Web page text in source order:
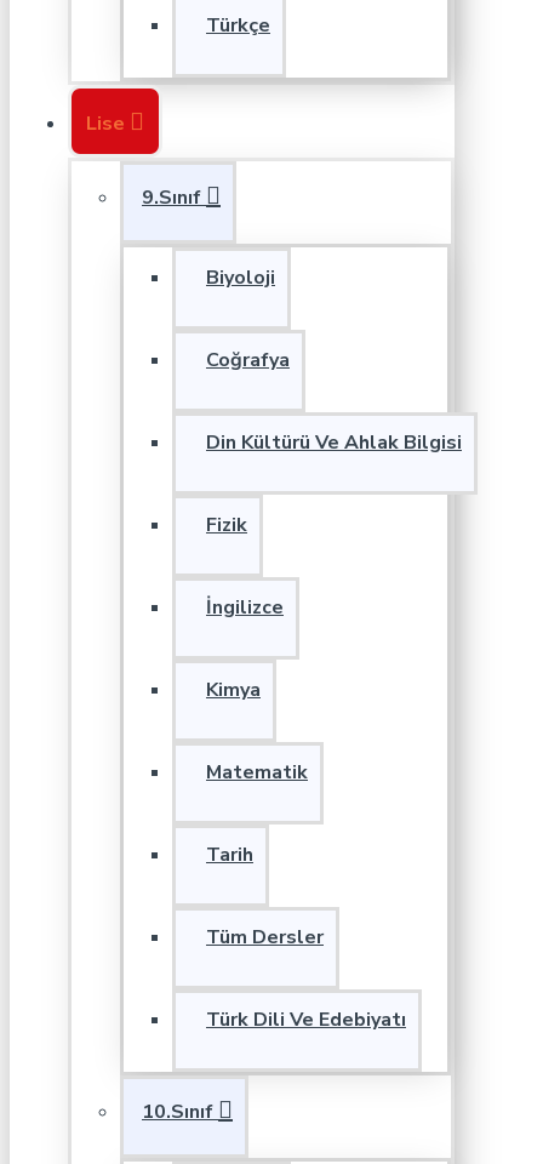
Türkçe
Lise
9.Sınıf
Biyoloji
Coğrafya
Din Kültürü Ve Ahlak Bilgisi
Fizik
İngilizce
Kimya
Matematik
Tarih
Tüm Dersler
Türk Dili Ve Edebiyatı
10.Sınıf